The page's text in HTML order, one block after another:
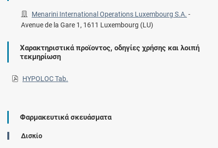
Menarini International Operations Luxembourg S.A. -
Avenue de la Gare 1, 1611 Luxembourg (LU)
Χαρακτηριστικά προϊοντος, οδηγίες χρήσης και λοιπή
τεκμηρίωση
HYPOLOC Tab.
Φαρμακευτικά σκευάσματα
Δισκίο